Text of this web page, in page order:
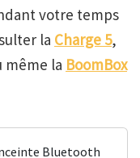
votre temps
la Charge 5,
même la BoomBox
Bluetooth